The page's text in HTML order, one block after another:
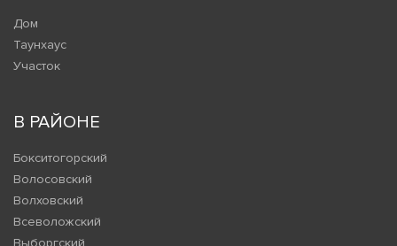
Дом
Таунхаус
Участок
В РАЙОНЕ
Бокситогорский
Волосовский
Волховский
Всеволожский